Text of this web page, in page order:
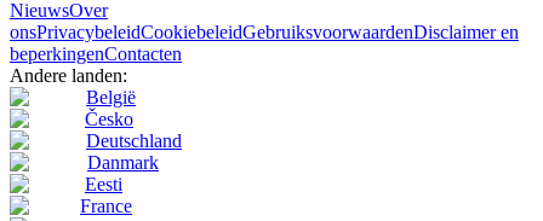
NieuwsOver
onsPrivacybeleidCookiebeleidGebruiksvoorwaardenDisclaimer en
beperkingenContacten
Andere landen:
België
Česko
Deutschland
Danmark
Eesti
France